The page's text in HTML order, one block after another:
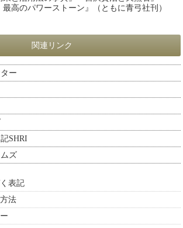
最高のパワーストーン』（ともに青弓社刊）
関連リンク
ー
SHRI
ズ
表記
法